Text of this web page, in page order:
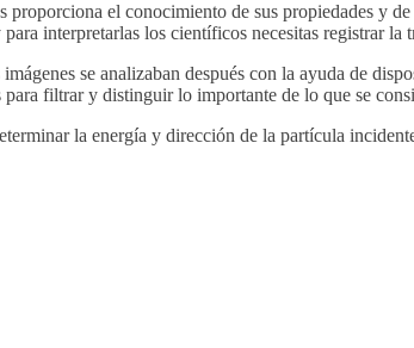
el conocimiento de sus propiedades y
interpretarlas los científicos necesitas registrar
se analizaban después con la ayuda de
filtrar y distinguir lo importante de lo que se
la energía y dirección de la partícula